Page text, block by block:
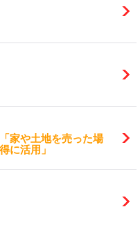
家や土地を売った場
に活用」